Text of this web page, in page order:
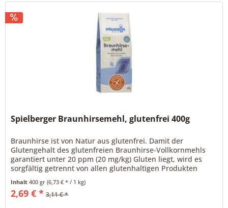
Spielberger Braunhirsemehl, glutenfrei 400g
Braunhirse ist von Natur aus glutenfrei. Damit der
Glutengehalt des glutenfreien Braunhirse-Vollkornmehls
garantiert unter 20 ppm (20 mg/kg) Gluten liegt, wird es
sorgfältig getrennt von allen glutenhaltigen Produkten
Inhalt400 gr(6,73 € * / 1 kg)
2,69 € * 3,11 € *